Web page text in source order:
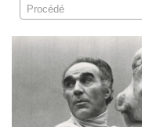
Procédé